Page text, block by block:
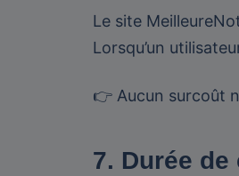
Le site
Lorsqu’un
👉 Aucun surcoût
7. Durée